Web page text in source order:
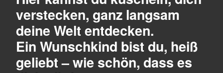
verstecken, ganz langsam
deine Welt entdecken.
Ein Wunschkind bist du, heiß
geliebt – wie schön, dass es